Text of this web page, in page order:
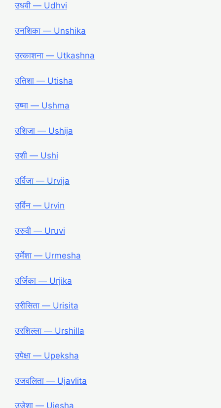
उधवी ― Udhvi
उनशिका ― Unshika
उत्काशना ― Utkashna
उतिशा ― Utisha
उष्मा ― Ushma
उशिजा ― Ushija
उशी ― Ushi
उर्विजा ― Urvija
उर्विन ― Urvin
उरुवी ― Uruvi
उर्मेशा ― Urmesha
उर्जिका ― Urjika
उरीसिता ― Urisita
उरशिल्ला ― Urshilla
उपेक्षा ― Upeksha
उजवलिता ― Ujavlita
उजेशा ― Ujesha